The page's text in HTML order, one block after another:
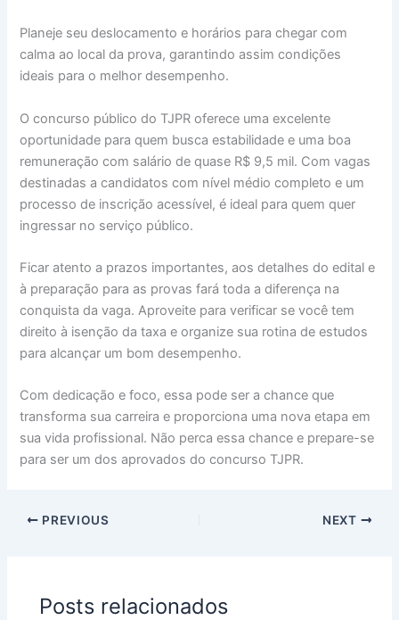
Planeje seu deslocamento e horários para chegar com
calma ao local da prova, garantindo assim condições
ideais para o melhor desempenho.
O concurso público do TJPR oferece uma excelente
oportunidade para quem busca estabilidade e uma boa
remuneração com salário de quase R$ 9,5 mil. Com vagas
destinadas a candidatos com nível médio completo e um
processo de inscrição acessível, é ideal para quem quer
ingressar no serviço público.
Ficar atento a prazos importantes, aos detalhes do edital e
à preparação para as provas fará toda a diferença na
conquista da vaga. Aproveite para verificar se você tem
direito à isenção da taxa e organize sua rotina de estudos
para alcançar um bom desempenho.
Com dedicação e foco, essa pode ser a chance que
transforma sua carreira e proporciona uma nova etapa em
sua vida profissional. Não perca essa chance e prepare-se
para ser um dos aprovados do concurso TJPR.
PREVIOUS NEXT
Posts relacionados